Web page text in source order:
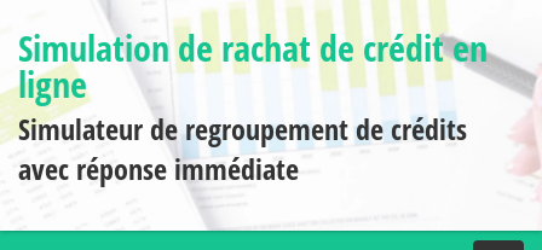
Simulation de rachat de crédit en
ligne
Simulateur de regroupement de crédits
avec réponse immédiate